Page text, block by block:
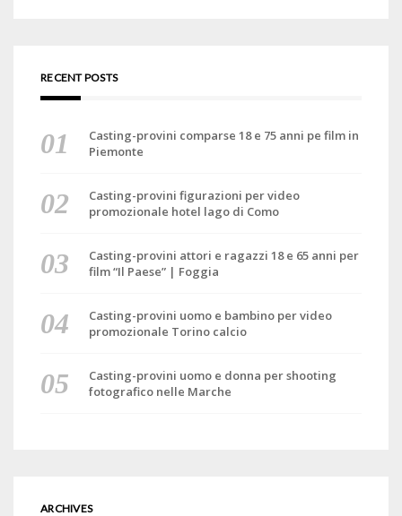
RECENT POSTS
Casting-provini comparse 18 e 75 anni pe film in
Piemonte
Casting-provini figurazioni per video
promozionale hotel lago di Como
Casting-provini attori e ragazzi 18 e 65 anni per
film “Il Paese” | Foggia
Casting-provini uomo e bambino per video
promozionale Torino calcio
Casting-provini uomo e donna per shooting
fotografico nelle Marche
ARCHIVES